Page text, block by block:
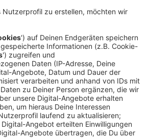
in Siegen überdurchschnittlich
In der ersten Monatshälfte gab
überwiegten Sonne und oft
ergaben Messungen der
am oberen Schloss. Im
im März 5,6 Grad, der wärmste
mit 17,7 Grad. Die niedrigsten
es am Ende des Monats. Der
30. März mit durchschnittlich 1,9